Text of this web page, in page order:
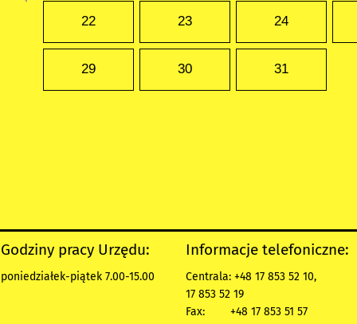
22 23 24
29 30 31
Godziny pracy Urzędu:
poniedziałek-piątek 7.00-15.00
Informacje telefoniczne:
Centrala: +48 17 853 52 10,
17 853 52 19
Fax:
+48 17 853 51 57